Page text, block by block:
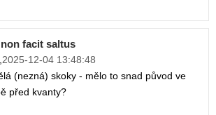
facit saltus
,2025-12-04 13:48:48
(nezná) skoky - mělo to snad původ ve
před kvanty?